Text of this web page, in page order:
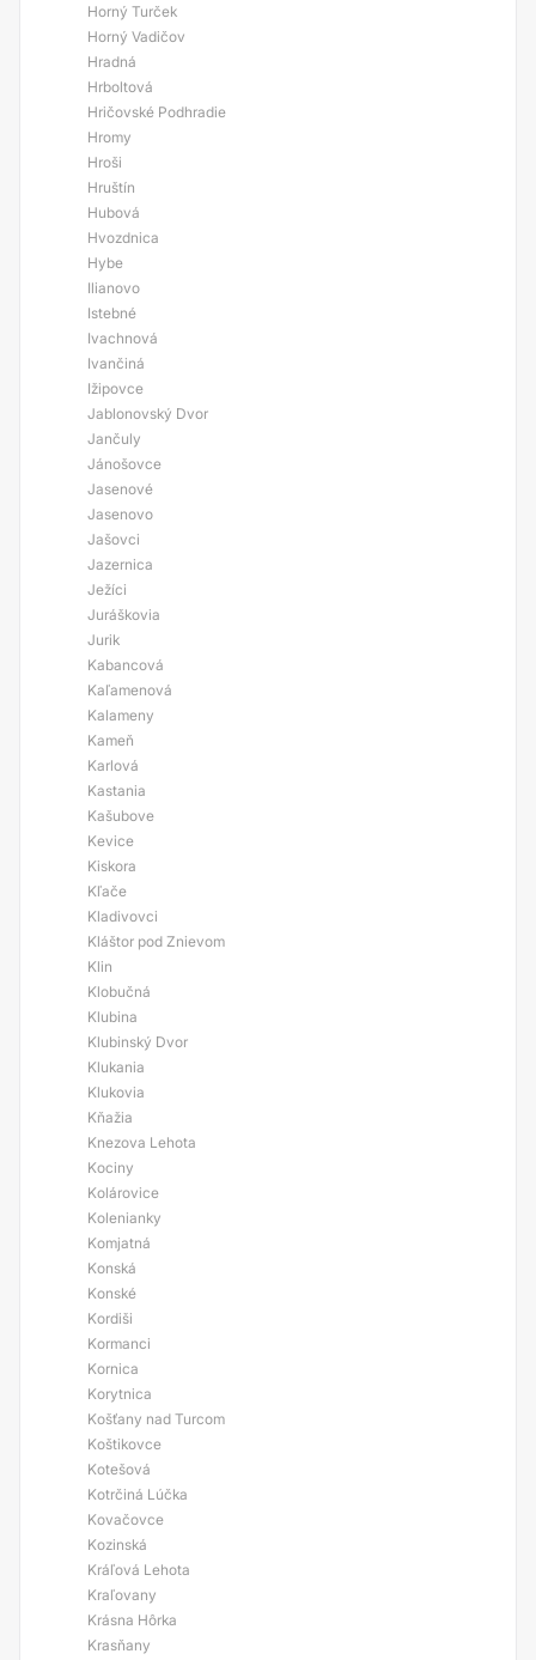
Horný Turček
Horný Vadičov
Hradná
Hrboltová
Hričovské Podhradie
Hromy
Hroši
Hruštín
Hubová
Hvozdnica
Hybe
Ilianovo
Istebné
Ivachnová
Ivančiná
Ižipovce
Jablonovský Dvor
Jančuly
Jánošovce
Jasenové
Jasenovo
Jašovci
Jazernica
Ježíci
Juráškovia
Jurik
Kabancová
Kaľamenová
Kalameny
Kameň
Karlová
Kastania
Kašubove
Kevice
Kiskora
Kľače
Kladivovci
Kláštor pod Znievom
Klin
Klobučná
Klubina
Klubinský Dvor
Klukania
Klukovia
Kňažia
Knezova Lehota
Kociny
Kolárovice
Kolenianky
Komjatná
Konská
Konské
Kordiši
Kormanci
Kornica
Korytnica
Košťany nad Turcom
Koštikovce
Kotešová
Kotrčiná Lúčka
Kovačovce
Kozinská
Kráľová Lehota
Kraľovany
Krásna Hôrka
Krasňany